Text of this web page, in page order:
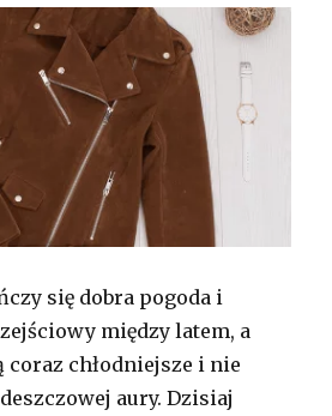
się dobra pogoda i
między latem, a
coraz chłodniejsze i nie
aury. Dzisiaj